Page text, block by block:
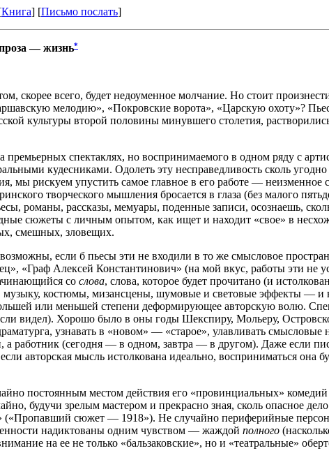
Книга] [Письмо послать]
— жизнь*
скорее всего, будет недоуменное молчание. Но стоит
мелодию», «Покровские ворота», «Царскую охоту»?
культуры второй половины минувшего столетия,
спектаклях, но воспринимаемого в одном ряду с
кудесниками. Одолеть эту несправедливость сколь
мы рискуем упустить самое главное в его работе —
творческого мышления бросается в глаза (без малого
романы, рассказы, мемуары, поденные записи, осознаешь,
сюжеты с личным опытом, как ищет и находит «свое» в
смешных, зловещих.
если б пьесы эти не входили в то же смысловое
«Граф Алексей Константинович» (на мой вкус, работы эти не
со слова, слова, которое будет прочитано (и
в музыку, костюмы, мизансцены, шумовые и световые эффекты — и
или меньшей степени деформирующее авторскую волю.
видел). Хорошо было в оны годы Шекспиру, Мольеру,
узнавать в «новом» — «старое», улавливать
работник (сегодня — в одном, завтра — в другом). Даже если
авторская мысль истолкована идеально, восприниматься она
постоянным местом действия его «провинциальных»
будучи зрелым мастером и прекрасно зная, сколь опасное
(«Пропавший сюжет — 1918»). Не случайно периферийные
надиктованы одним чувством — жаждой полного
на ее не только «бальзаковские», но и «театральные»